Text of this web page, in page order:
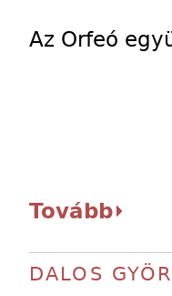
Az Orfeó
Tovább
DALOS